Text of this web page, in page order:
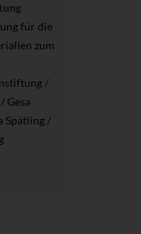
für die
zum
/
Gesa
Spätling /